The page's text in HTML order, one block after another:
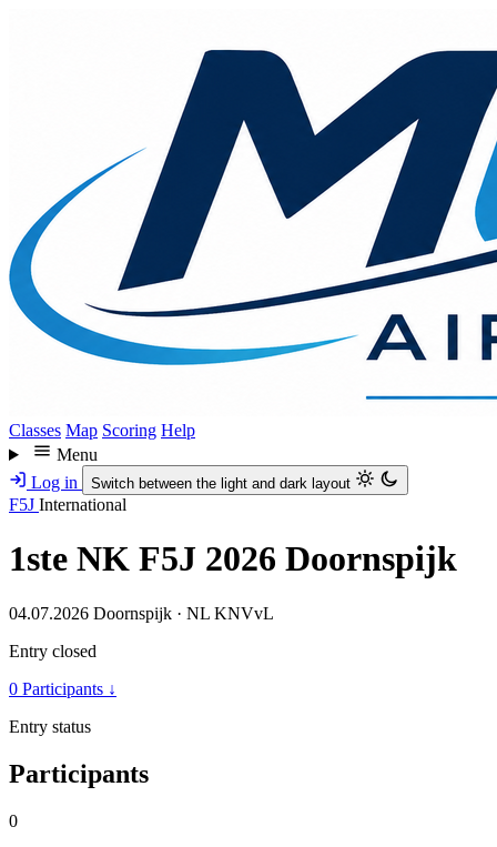
Classes Map Scoring Help
Menu
Log in
Switch between the light and dark layout
F5J International
1ste NK F5J 2026 Doornspijk
04.07.2026 Doornspijk · NL KNVvL
Entry closed
0 Participants ↓
Entry status
Participants
0